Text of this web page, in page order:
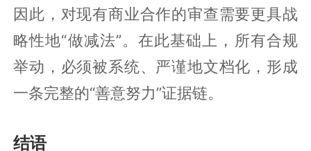
因此，对现有商业合作的审查需要更具战
略性地“做减法”。在此基础上，所有合规
举动，必须被系统、严谨地文档化，形成
一条完整的“善意努力”证据链。
结语